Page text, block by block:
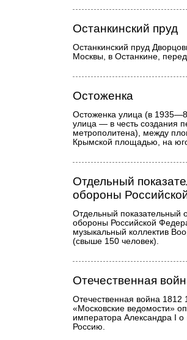
Останкинский пруд
Останкинский пруд
Москвы, в Останкине,
Остоженка
Остоженка улица (в
улица — в честь создания
метрополитена), между
Крымской площадью, на
Отдельный
обороны
Отдельный показательный
обороны Российской
музыкальный коллектив
(свыше 150 человек).
Отечественная
Отечественная война 1812
«Московские ведомости»
императора Александра I
Россию.